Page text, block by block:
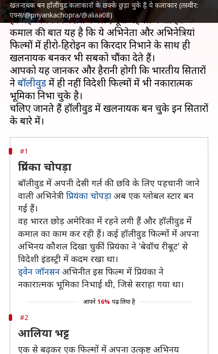
खलनायक बन हॉलीवुड कलाकारों के छक्के छुड़ा चुके हैं ये कलाकार (तस्वीर:
एक्स/@priyankachopra/@aliaa08)
बॉलीवुड कलाकार बेहतरीन प्रदर्शन के लिए वाहवाही बटोरते
हैं। यह अपने किरदारों के लिए पूरी मेहनत करते हैं।
कमाल की बात यह है कि ये अभिनेता और अभिनेत्रियां
फिल्मों में हीरो-हिरोइन का किरदार निभाने के साथ ही
खलनायक बनकर भी सबको चौंका देते हैं।
आपको यह जानकर और हैरानी होगी कि भारतीय सितारों
नेबॉलीवुडमें ही नहीं विदेशी फिल्मों में भी नकारात्मक
भूमिका निभा चुके है।
चलिए जानते हैं हॉलीवुड में खलनायक बन चुके इन सितारों
#1
प्रियंका चोपड़ा
बॉलीवुड में अपनी देसी गर्ल की छवि के लिए पहचानी जाने
वाली अभिनेत्री प्रियंका चोपड़ा अब एक ग्लोबल स्टार बन
गई हैं।
वह भारत छोड़ अमेरिका में रहने लगी हैं और हॉलीवुड में
कमाल का काम कर रही हैं। कई हॉलीवुड फिल्मों में अपना
अभिनय कौशल दिखा चुकीं प्रियंका ने 'बेवॉच रीबूट' से
विदेशी इंडस्ट्री में कदम रखा था।
ड्वेन जॉनसन अभिनीत इस फिल्म में प्रियंका ने
नकारात्मक भूमिका निभाई थी, जिसे सराहा गया था।
आपने 16% पढ़ लिया है
#2
आलिया भट्ट
एक से बढ़कर एक फिल्मों में अपना उत्कृष्ट अभिनय